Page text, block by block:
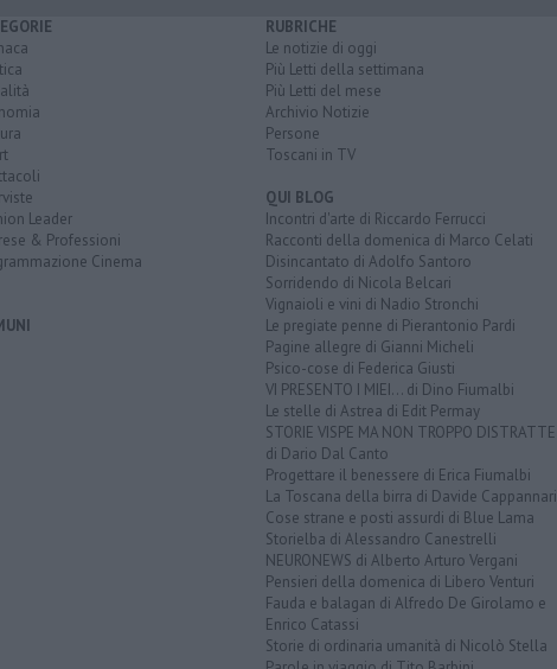
Leader
& Professioni
Cinema
RUBRICHE
Le notizie di oggi
Più Letti della settimana
Più Letti del mese
Archivio Notizie
Persone
Toscani in TV
QUI BLOG
Incontri d'arte di Riccardo Ferrucci
Racconti della domenica di Marco Celati
Disincantato di Adolfo Santoro
Sorridendo di Nicola Belcari
Vignaioli e vini di Nadio Stronchi
Le pregiate penne di Pierantonio Pardi
Pagine allegre di Gianni Micheli
Psico-cose di Federica Giusti
VI PRESENTO I MIEI... di Dino Fiumalbi
Le stelle di Astrea di Edit Permay
STORIE VISPE MA NON TROPPO DISTRATTE
di Dario Dal Canto
Progettare il benessere di Erica Fiumalbi
La Toscana della birra di Davide Cappannari
Cose strane e posti assurdi di Blue Lama
Storielba di Alessandro Canestrelli
NEURONEWS di Alberto Arturo Vergani
Pensieri della domenica di Libero Venturi
Fauda e balagan di Alfredo De Girolamo e
Enrico Catassi
Storie di ordinaria umanità di Nicolò Stella